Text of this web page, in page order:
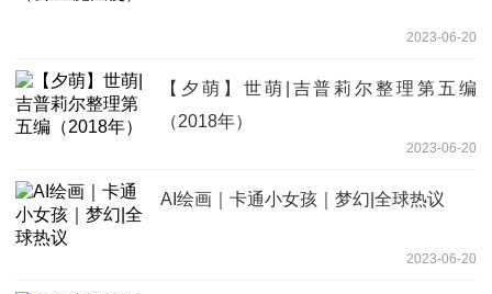
2023-06-20
【夕萌】世萌|吉普莉尔整理第五编
（2018年）
2023-06-20
AI绘画｜卡通小女孩｜梦幻|全球热议
2023-06-20